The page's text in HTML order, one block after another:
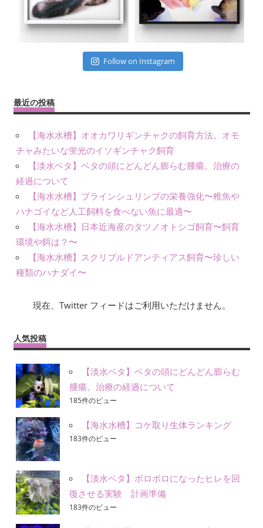
Follow on Instagram
最近の投稿
【海水水槽】オオカワリギンチャクの飼育方法。オモ
チャみたいな蛍光のイソギンチャク飼育
【淡水ベタ】ベタの頭にどんどん膨らむ腫瘍。治療の
経過について
【海水水槽】ブラインシュリンプの栄養強化〜稚魚や
ハナゴイなど人工飼料を食べない魚に最適〜
【海水水槽】日本近海産のタツノオトシゴ飼育〜飼育
環境や餌は？〜
【海水水槽】スクリブルドアンティアス飼育〜珍しい
種類のハナダイ〜
現在、Twitter フィードはご利用いただけません。
人気投稿
【淡水ベタ】ベタの頭にどんどん膨らむ
腫瘍。治療の経過について
185件のビュー
【海水水槽】コケ取り生体ランキング
183件のビュー
【淡水ベタ】ボロボロになったヒレを回
復させる実験 計画準備
183件のビュー